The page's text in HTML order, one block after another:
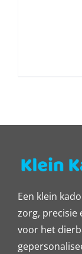
Een klein
zorg, precisie
voor het